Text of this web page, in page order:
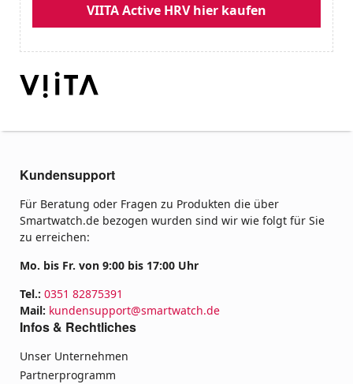
VIITA Active HRV hier kaufen
Kundensupport
Für Beratung oder Fragen zu Produkten die über
Smartwatch.de bezogen wurden sind wir wie folgt für Sie
zu erreichen:
Mo. bis Fr. von 9:00 bis 17:00 Uhr
Tel.: 0351 82875391
Mail: kundensupport@smartwatch.de
Infos & Rechtliches
Unser Unternehmen
Partnerprogramm